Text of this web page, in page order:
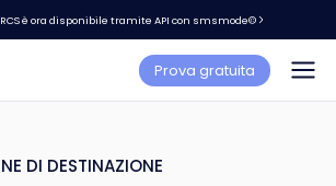
è ora disponibile tramite API con smsmode©
Prova gratuita
DI DESTINAZIONE